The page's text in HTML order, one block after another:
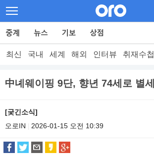
최신 국내 세계 해외 인터뷰 취재수첩
中녜웨이핑 9단, 향년 74세로 별세
[궂긴소식]
오로IN
2026-01-15 오전 10:39